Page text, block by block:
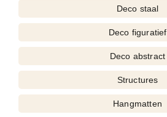
Deco staal
Deco figuratief
Deco abstract
Structures
Hangmatten